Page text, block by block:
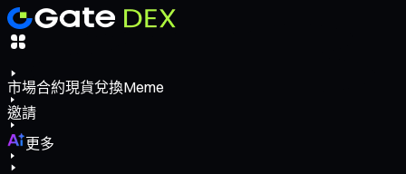
市場合約現貨兌換Meme
邀請
更多